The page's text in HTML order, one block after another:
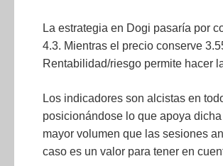
La estrategia en Dogi pasaría por
4.3. Mientras el precio conserve
Rentabilidad/riesgo permite hacer
Los indicadores son alcistas en
posicionándose lo que apoya
mayor volumen que las sesiones
caso es un valor para tener en